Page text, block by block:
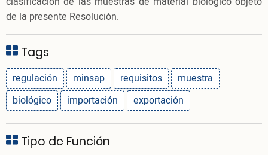
de la presente Resolución.
Tags
regulación minsap requisitos
muestra
biológico
importación exportación
Tipo de Función